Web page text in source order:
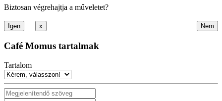
Biztosan végrehajtja a műveletet?
x
Café Momus tartalmak
Tartalom